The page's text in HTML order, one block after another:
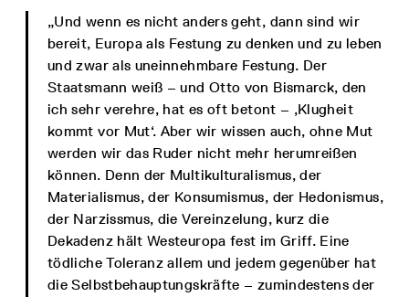
„Und wenn es nicht anders geht, dann sind wir
bereit, Europa als Festung zu denken und zu leben
und zwar als uneinnehmbare Festung. Der
Staatsmann weiß – und Otto von Bismarck, den
ich sehr verehre, hat es oft betont – ‚Klugheit
kommt vor Mut‘. Aber wir wissen auch, ohne Mut
werden wir das Ruder nicht mehr herumreißen
können. Denn der Multikulturalismus, der
Materialismus, der Konsumismus, der Hedonismus,
der Narzissmus, die Vereinzelung, kurz die
Dekadenz hält Westeuropa fest im Griff. Eine
tödliche Toleranz allem und jedem gegenüber hat
die Selbstbehauptungskräfte – zumindestens der